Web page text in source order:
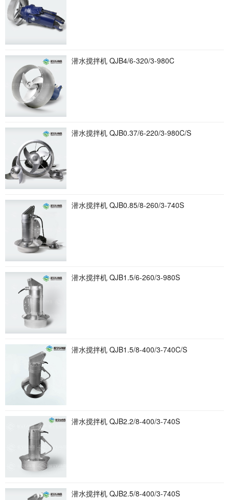
潜水搅拌机 QJB4/6-320/3-980C
潜水搅拌机 QJB0.37/6-220/3-980C/S
潜水搅拌机 QJB0.85/8-260/3-740S
潜水搅拌机 QJB1.5/6-260/3-980S
潜水搅拌机 QJB1.5/8-400/3-740C/S
潜水搅拌机 QJB2.2/8-400/3-740S
潜水搅拌机 QJB2.5/8-400/3-740S